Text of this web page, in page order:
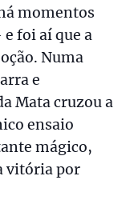
momentos
foi aí que a
Numa
e
Mata cruzou a
ensaio
mágico,
vitória por